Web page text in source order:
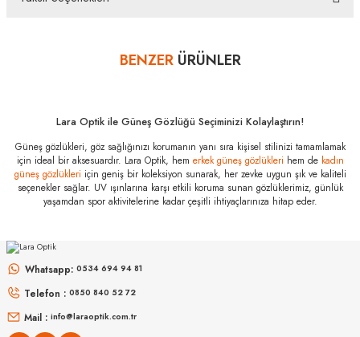
Bazı bankaların çeşitli kredi kartlarına taksit sınırlandırması
sayısını lütfen bankanızın müşteri hizmetleri departmanından
öğreniniz.
Burberry BE
3148D 132284
51 Özellikleri
Stok Kodu
Yorum Yaz
BENZERÜRÜNLER
Rb 2230 902/51 51
%45 12.723₺ 6.998₺
Lara Optik ile Güneş Gözlüğü Seçiminizi Kolaylaştırın!
Güneş gözlükleri, göz sağlığınızı korumanın yanı sıra kişisel stilinizi tamamlamak
için ideal bir aksesuardır. Lara Optik, hem erkek güneş gözlükleri hem de kadın
güneş gözlükleri için geniş bir koleksiyon sunarak, her zevke uygun şık ve kaliteli
seçenekler sağlar. UV ışınlarına karşı etkili koruma sunan gözlüklerimiz, günlük
yaşamdan spor aktivitelerine kadar çeşitli ihtiyaçlarınıza hitap eder.
Whatsapp: 0534 694 94 81
Telefon : 0850 840 52 72
Mail : info@laraoptik.com.tr